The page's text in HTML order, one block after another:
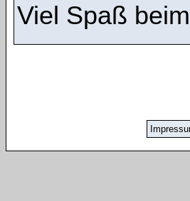
Viel Spaß